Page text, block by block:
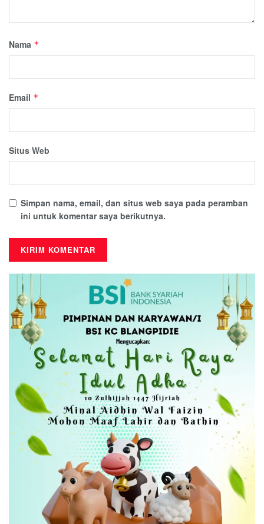
Nama *
Email *
Situs Web
Simpan nama, email, dan situs web saya pada peramban
ini untuk komentar saya berikutnya.